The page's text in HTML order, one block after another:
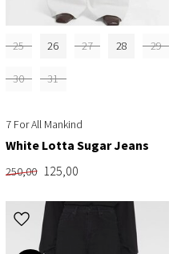
25 26 27 28 29
30 31
7 For All Mankind
White Lotta Sugar Jeans
250,00 125,00